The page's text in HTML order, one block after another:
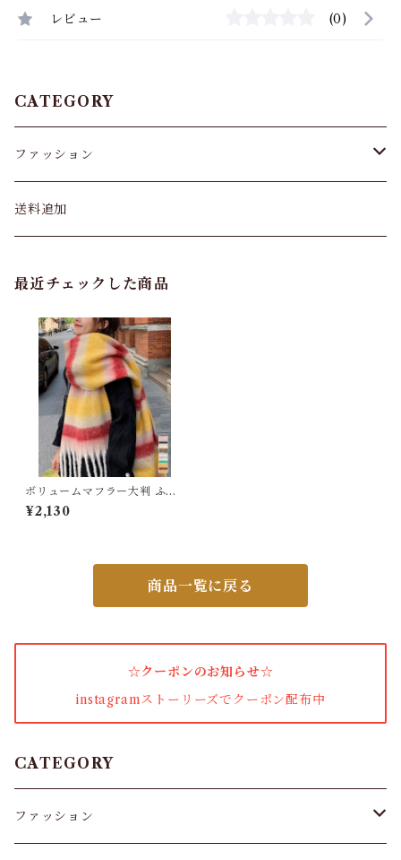
レビュー (0)
CATEGORY
ファッション
パンツ&スカート
バッグ
カーディガン
パンプス・サンダル
ワンピース・セットアップ
女性下着・靴下
着圧ソックス
送料追加
最近チェックした商品
ボリュームマフラー大判 ふわ
ふわマフラー
¥2,130
商品一覧に戻る
☆クーポンのお知らせ☆
instagramストーリーズでクーポン配布中
CATEGORY
ファッション